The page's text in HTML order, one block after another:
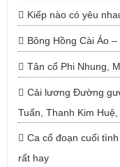
Kiếp nào có yêu
Bông Hồng Cài Áo
Tân cổ Phi Nhung,
Cải lương Đường
Tuấn, Thanh Kim
Ca cổ đoạn cuối
rất hay